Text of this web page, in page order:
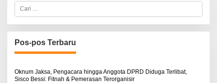
C
r
i
u
n
u
:
Pos-pos Terbaru
Oknum Jaksa, Pengacara hingga Anggota DPRD Diduga Terlibat,
Sisco Bessi: Fitnah & Pemerasan Terorganisir